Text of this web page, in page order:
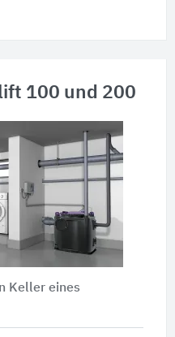
100 und 200
Keller eines